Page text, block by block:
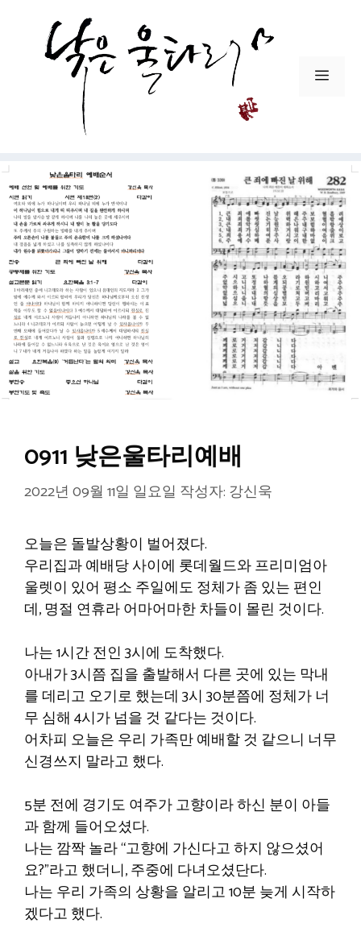
메
0911 낮은울타리예배
2022년 09월 11일 일요일 작성자: 강신욱
오늘은 돌발상황이 벌어졌다.
우리집과 예배당 사이에 롯데월드와 프리미엄아
울렛이 있어 평소 주일에도 정체가 좀 있는 편인
데, 명절 연휴라 어마어마한 차들이 몰린 것이다.
나는 1시간 전인 3시에 도착했다.
아내가 3시쯤 집을 출발해서 다른 곳에 있는 막내
를 데리고 오기로 했는데 3시 30분쯤에 정체가 너
무 심해 4시가 넘을 것 같다는 것이다.
어차피 오늘은 우리 가족만 예배할 것 같으니 너무
신경쓰지 말라고 했다.
5분 전에 경기도 여주가 고향이라 하신 분이 아들
과 함께 들어오셨다.
나는 깜짝 놀라 “고향에 가신다고 하지 않으셨어
요?”라고 했더니, 주중에 다녀오셨단다.
나는 우리 가족의 상황을 알리고 10분 늦게 시작하
겠다고 했다.